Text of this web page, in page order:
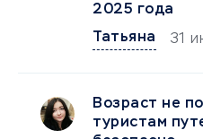
2025 года
Татьяна
31
Возраст не
туристам